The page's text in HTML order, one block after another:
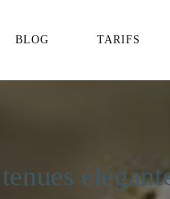
BLOG TARIFS